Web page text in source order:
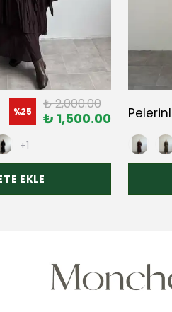
%25 ₺ 2,000.00
₺ 1,500.00
+1
EKLE